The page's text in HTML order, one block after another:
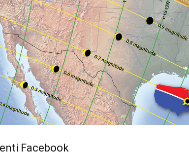
Facebook